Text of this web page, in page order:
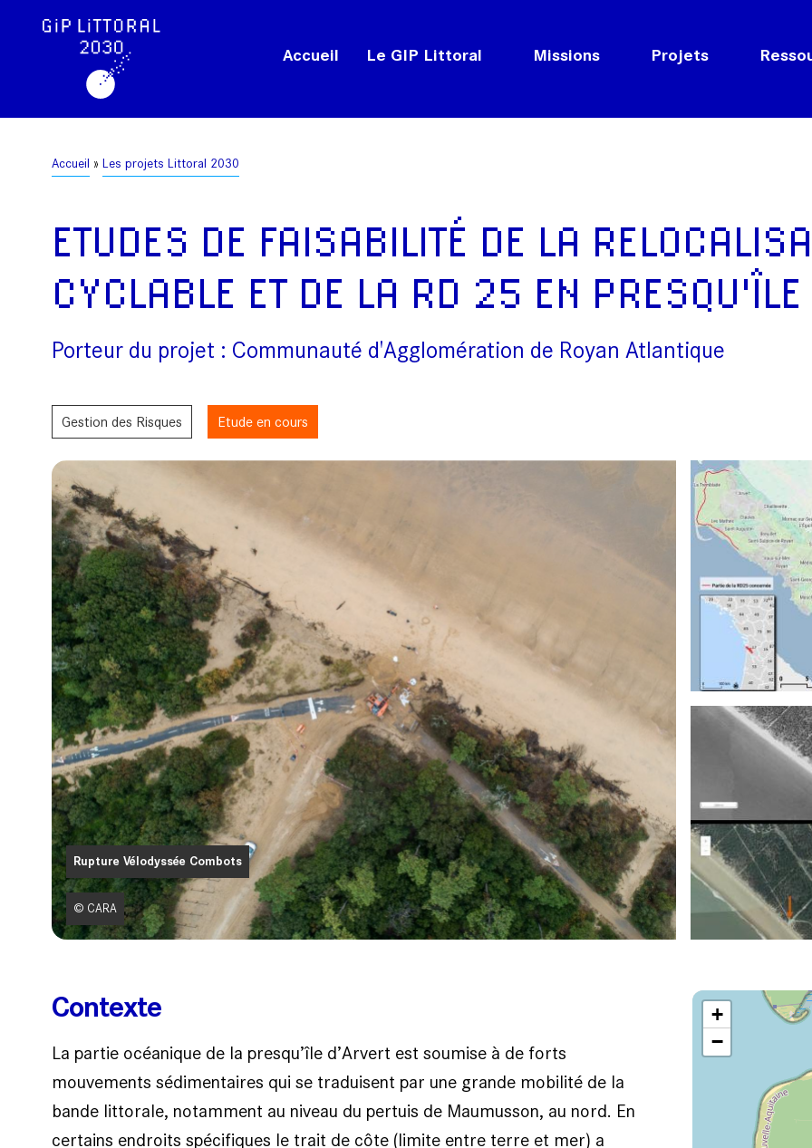
Accueil Le GIP Littoral Missions Projets
Fil
Accueil Les projets Littoral 2030
ETUDES DE FAISABILITÉ DE LA
CYCLABLE ET DE LA RD 25 EN
Porteur du projet : Communauté d'Agglomération de Royan Atlantique
Gestion des Risques Etude en cours
Rupture Vélodyssée Combots
© CARA
Contexte
La partie océanique de la presqu’île d’Arvert est soumise à de forts
mouvements sédimentaires qui se traduisent par une grande mobilité de la
bande littorale, notamment au niveau du pertuis de Maumusson, au nord. En
certains endroits spécifiques le trait de côte (limite entre terre et mer) a
+
−
Panneau de gestion des cookies